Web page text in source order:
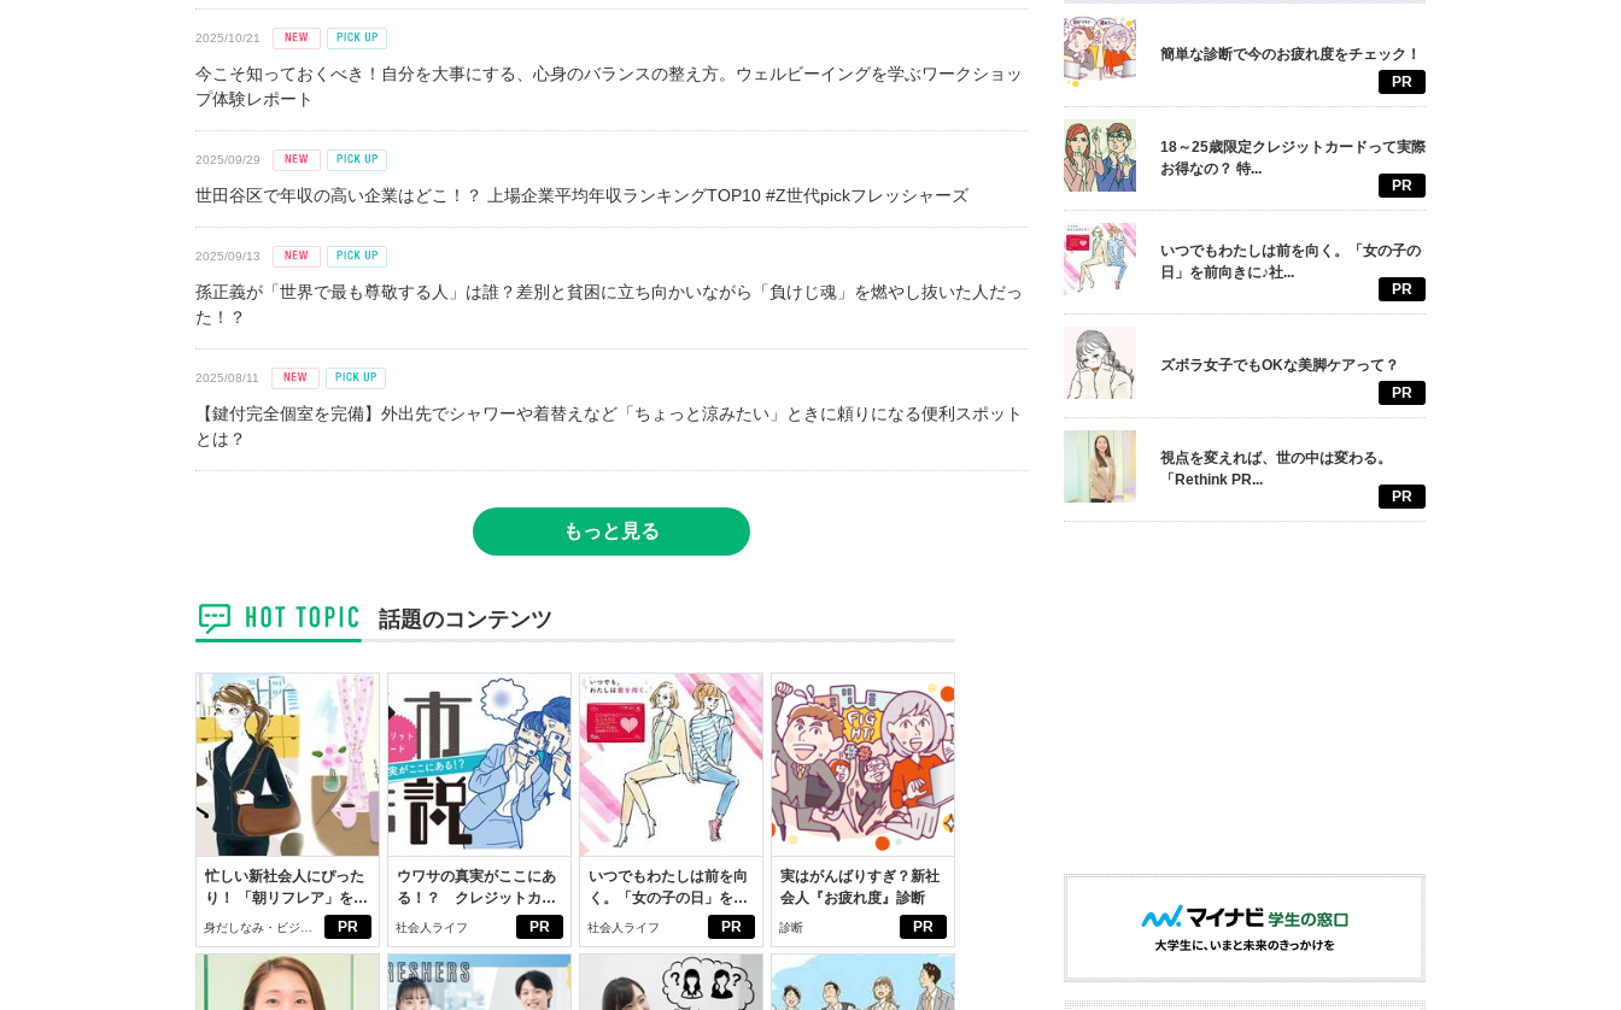
2025/10/21
今こそ知っておくべき！自分を大事にする、心身のバランスの整え方。ウェルビーイングを学ぶワークショッ
プ体験レポート
2025/09/29
世田谷区で年収の高い企業はどこ！？ 上場企業平均年収ランキングTOP10 #Z世代pickフレッシャーズ
2025/09/13
孫正義が「世界で最も尊敬する人」は誰？差別と貧困に立ち向かいながら「負けじ魂」を燃やし抜いた人だっ
た！？
2025/08/11
【鍵付完全個室を完備】外出先でシャワーや着替えなど「ちょっと涼みたい」ときに頼りになる便利スポット
とは？
もっと見る
話題のコンテンツ
PR
忙しい新社会人にぴった
り！ 「朝リフレア」をは
じめよう。しっかりニオ
イケアして24時間快適。
身だしなみ・ビジネ
スアイテム
PR
ウワサの真実がここにあ
る！？ クレジットカー
ドの都市伝説
社会人ライフ PR
いつでもわたしは前を向
く。「女の子の日」を前
向きに♪社会人エリ・大
社会人ライフ PR
実はがんばりすぎ？新社
会人『お疲れ度』診断
診断
簡単な診断で今のお疲れ度をチェック！
PR
18～25歳限定クレジットカードって実際
お得なの？ 特...
PR
いつでもわたしは前を向く。「女の子の
日」を前向きに♪社...
PR
ズボラ女子でもOKな美脚ケアって？
PR
視点を変えれば、世の中は変わる。
「Rethink PR...
PR